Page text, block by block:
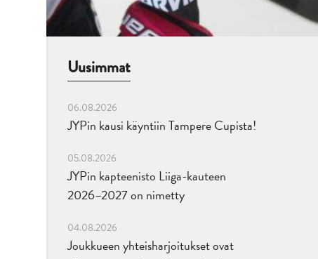
Uusimmat
06.08.2026
JYPin kausi käyntiin Tampere Cupista!
05.08.2026
JYPin kapteenisto Liiga-kauteen
2026–2027 on nimetty
04.08.2026
Joukkueen yhteisharjoitukset ovat